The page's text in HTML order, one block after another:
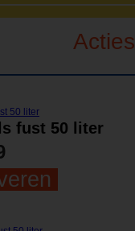
Acties
fust 50 liter